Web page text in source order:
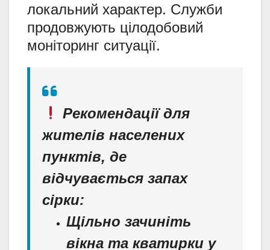
локальний характер. Служби
продовжують цілодобовий
моніторинг ситуації.
Рекомендації для
жителів населених
пунктів, де
відчувається запах
сірки:
Щільно зачиніть
вікна та кватирки у